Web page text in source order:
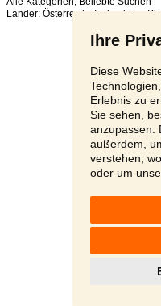
Ihre
Diese
Erlebnis zu
Sie sehen,
anzupassen.
außerdem,
verstehen,
oder um
Länder: Österreich,Tschechien,